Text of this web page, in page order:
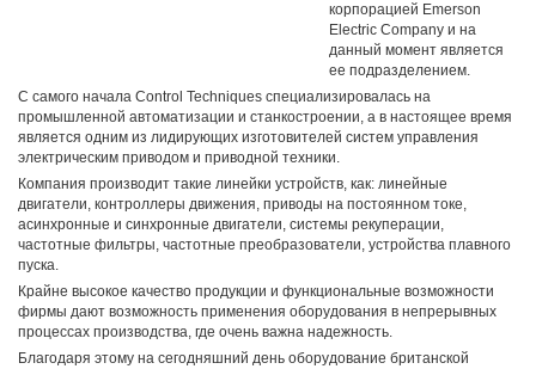
корпорацией Emerson
Electric Company и на
данный момент является
ее подразделением.
С самого начала Control Techniques специализировалась на
промышленной автоматизации и станкостроении, а в настоящее время
является одним из лидирующих изготовителей систем управления
электрическим приводом и приводной техники.
Компания производит такие линейки устройств, как: линейные
двигатели, контроллеры движения, приводы на постоянном токе,
асинхронные и синхронные двигатели, системы рекуперации,
частотные фильтры, частотные преобразователи, устройства плавного
пуска.
Крайне высокое качество продукции и функциональные возможности
фирмы дают возможность применения оборудования в непрерывных
процессах производства, где очень важна надежность.
Благодаря этому на сегодняшний день оборудование британской